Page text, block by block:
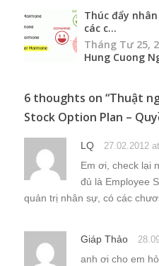
Thúc đẩy
các c...
Tháng Tư 25,
Hung Cuong
6 thoughts on “Thuật
Stock Option Plan –
LQ 27.02.2012
Em ơi, check lại
đủ là Employee
quản trị nhân sự, có các
Giáp Thảo
anh ơi cho em